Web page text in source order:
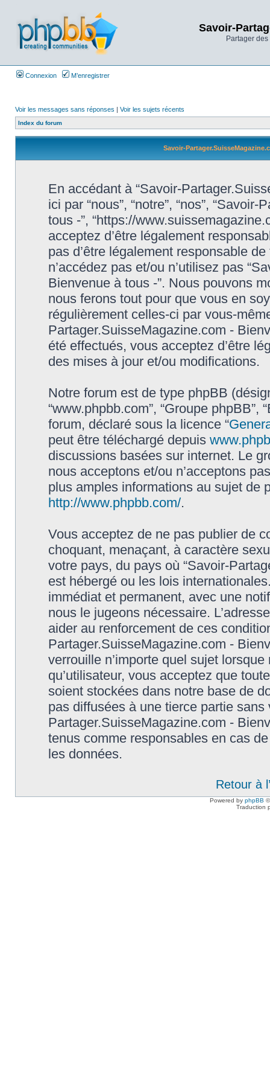
Savoir-
Partager
Connexion M’enregistrer
Voir les messages sans réponses | Voir les sujets récents
Index du forum
Savoir-
En accédant à “Savoir-
ici par “nous”, “notre”, “nos”,
tous -”, “https://
acceptez d’être légalement
pas d’être légalement responsable
n’accédez pas et/ou n’utilisez pas
Bienvenue à tous -”. Nous pouvons
nous ferons tout pour que vous en
régulièrement celles-ci par vous-
Partager.SuisseMagazine.com -
été effectués, vous acceptez d’être
des mises à jour et/ou modifications.
Notre forum est de type phpBB
“www.phpbb.com”, “Groupe
forum, déclaré sous la licence “
peut être téléchargé depuis
discussions basées sur internet. Le
nous acceptons et/ou n’acceptons
plus amples informations au sujet de
http://www.phpbb.com/.
Vous acceptez de ne pas publier de
choquant, menaçant, à caractère
votre pays, du pays où “Savoir-
est hébergé ou les lois
immédiat et permanent, avec une
nous le jugeons nécessaire.
aider au renforcement de ces
Partager.SuisseMagazine.com -
verrouille n’importe quel sujet
qu’utilisateur, vous acceptez que
soient stockées dans notre base de
pas diffusées à une tierce partie
Partager.SuisseMagazine.com -
tenus comme responsables en cas
les données.
Retour à
Powered by phpBB
Traduction